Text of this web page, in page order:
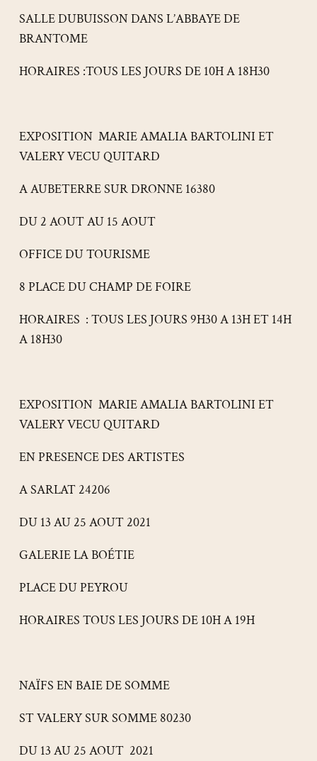
SALLE DUBUISSON DANS L’ABBAYE DE
BRANTOME
HORAIRES :TOUS LES JOURS DE 10H A 18H30
EXPOSITION MARIE AMALIA BARTOLINI ET
VALERY VECU QUITARD
A AUBETERRE SUR DRONNE 16380
DU 2 AOUT AU 15 AOUT
OFFICE DU TOURISME
8 PLACE DU CHAMP DE FOIRE
HORAIRES : TOUS LES JOURS 9H30 A 13H ET 14H
A 18H30
EXPOSITION MARIE AMALIA BARTOLINI ET
VALERY VECU QUITARD
EN PRESENCE DES ARTISTES
A SARLAT 24206
DU 13 AU 25 AOUT 2021
GALERIE LA BOÉTIE
PLACE DU PEYROU
HORAIRES TOUS LES JOURS DE 10H A 19H
NAÏFS EN BAIE DE SOMME
ST VALERY SUR SOMME 80230
DU 13 AU 25 AOUT 2021